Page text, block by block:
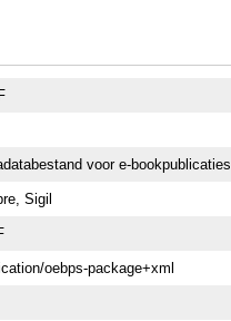
voor e-bookpublicaties.
Sigil
oebps-package+xml